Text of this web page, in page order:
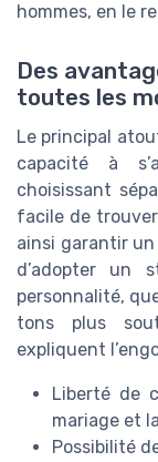
hommes, en le
Des
toutes les
Le principal
capacité à
choisissant
facile de
ainsi garantir
d’adopter un
personnalité,
tons plus
expliquent
Liberté de
mariage et
Possibilité